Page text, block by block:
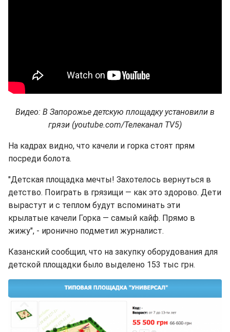
Видео: В Запорожье детскую площадку установили в
грязи (youtube.com/Телеканал TV5)
На кадрах видно, что качели и горка стоят прям
посреди болота.
"Детская площадка мечты! Захотелось вернуться в
детство. Поиграть в грязищи — как это здорово. Дети
вырастут и с теплом будут вспоминать эти
крылатые качели Горка — самый кайф. Прямо в
жижу", - иронично подметил журналист.
Казанский сообщил, что на закупку оборудования для
детской площадки было выделено 153 тыс грн.